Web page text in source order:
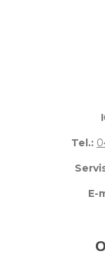
Tel.:
E-